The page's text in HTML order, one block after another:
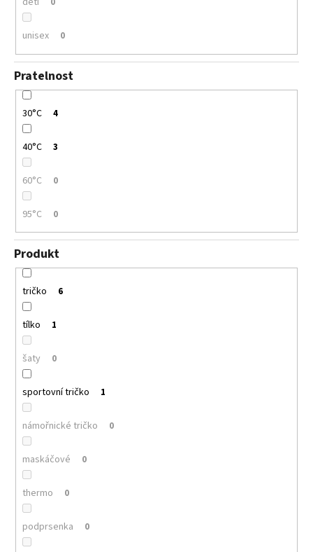
unisex 0
Pratelnost
30°C 4
40°C 3
60°C 0
95°C 0
Produkt
tričko 6
tílko 1
šaty 0
sportovní tričko 1
námořnické tričko 0
maskáčové 0
thermo 0
podprsenka 0